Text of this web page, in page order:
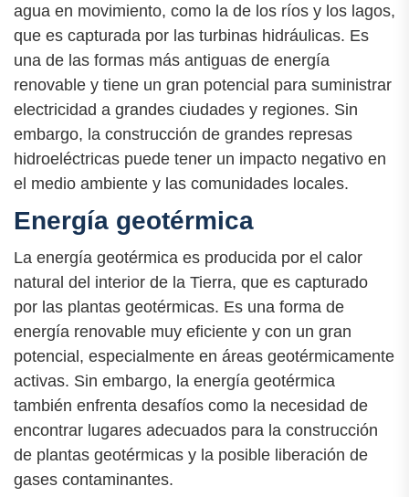
agua en movimiento, como la de los ríos y los lagos,
que es capturada por las turbinas hidráulicas. Es
una de las formas más antiguas de energía
renovable y tiene un gran potencial para suministrar
electricidad a grandes ciudades y regiones. Sin
embargo, la construcción de grandes represas
hidroeléctricas puede tener un impacto negativo en
el medio ambiente y las comunidades locales.
Energía geotérmica
La energía geotérmica es producida por el calor
natural del interior de la Tierra, que es capturado
por las plantas geotérmicas. Es una forma de
energía renovable muy eficiente y con un gran
potencial, especialmente en áreas geotérmicamente
activas. Sin embargo, la energía geotérmica
también enfrenta desafíos como la necesidad de
encontrar lugares adecuados para la construcción
de plantas geotérmicas y la posible liberación de
gases contaminantes.